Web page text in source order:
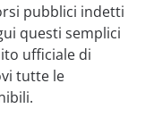
pubblici indetti
questi semplici
ufficiale di
tutte le